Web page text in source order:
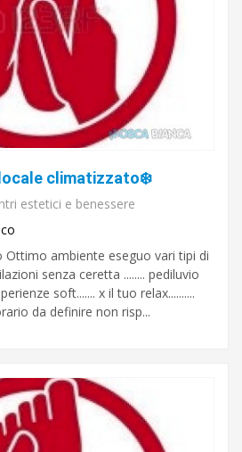
climatizzato❄️
estetici e benessere
Ottimo ambiente eseguo vari tipi di
senza ceretta ........ pediluvio
soft....... x il tuo relax..........
da definire non risp...